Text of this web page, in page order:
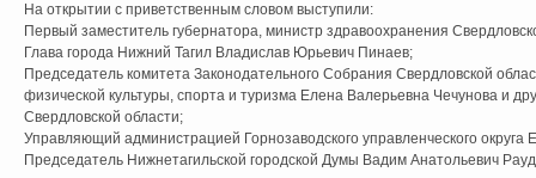
На открытии с приветственным словом выступили:
Первый заместитель губернатора, министр здравоохранения
Глава города Нижний Тагил Владислав Юрьевич Пинаев;
Председатель комитета Законодательного Собрания Свердловской
физической культуры, спорта и туризма Елена Валерьевна Чечунова и
Свердловской области;
Управляющий администрацией Горнозаводского управленческого округа
Председатель Нижнетагильской городской Думы Вадим Анатольевич